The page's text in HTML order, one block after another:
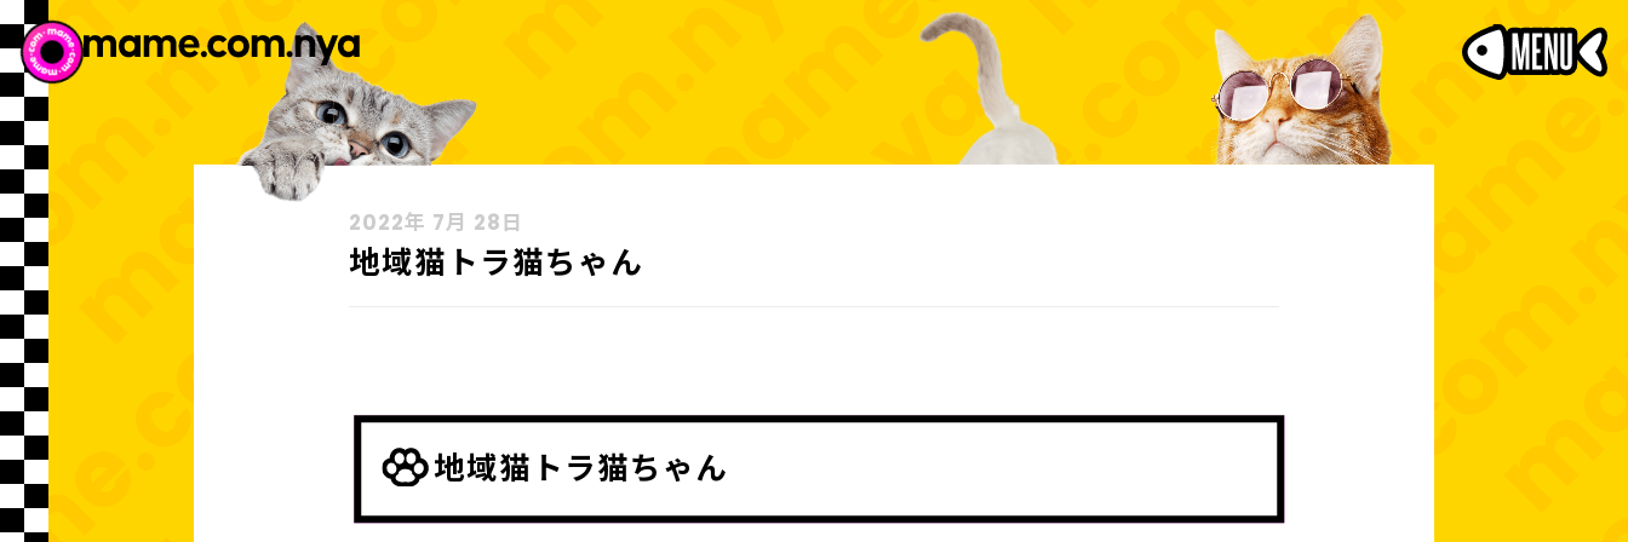
2022年 7月 28日
地域猫トラ猫ちゃん
地域猫トラ猫ちゃん